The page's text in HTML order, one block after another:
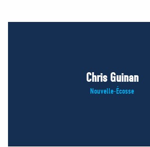
Chris Guinan
Nouvelle-Écosse